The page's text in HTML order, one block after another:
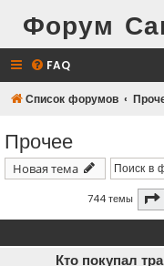
Форум
FAQ
Список форумов
Прочее
Новая тема
744 темы
Кто покупал